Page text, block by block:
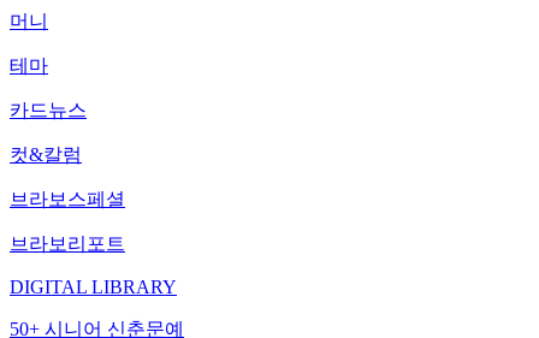
머니
테마
카드뉴스
컷&칼럼
브라보스페셜
브라보리포트
DIGITAL LIBRARY
50+ 시니어 신춘문예